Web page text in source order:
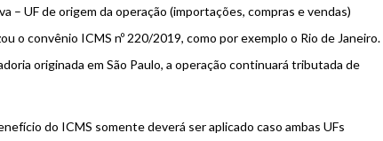
– UF de origem da operação (importações, compras e vendas)
o convênio ICMS nº 220/2019, como por exemplo o Rio de Janeiro.
originada em São Paulo, a operação continuará tributada de
do ICMS somente deverá ser aplicado caso ambas UFs